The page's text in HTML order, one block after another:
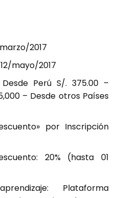
2017
mayo/2017
Desde Perú S/. 375.00 –
– Desde otros Países
por Inscripción
20% (hasta 01
Plataforma